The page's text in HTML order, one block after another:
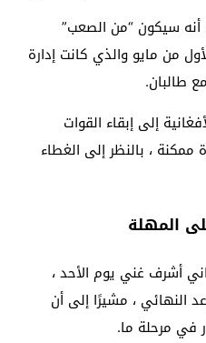
أنه سيكون “من الصعب”
من مايو والذي كانت إدارة
طالبان.
إلى إبقاء القوات
ممكنة ، بالنظر إلى الغطاء
المهلة
أشرف غني يوم الأحد ،
النهائي ، مشيرًا إلى أن
في مرحلة ما.